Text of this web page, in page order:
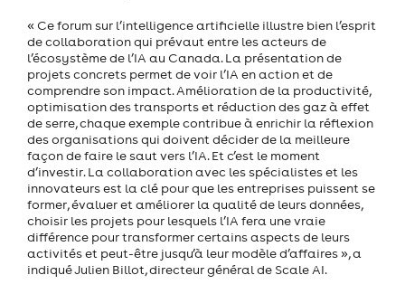
« Ce forum sur l’intelligence artificielle illustre bien l’esprit
de collaboration qui prévaut entre les acteurs de
l’écosystème de l’IA au Canada. La présentation de
projets concrets permet de voir l’IA en action et de
comprendre son impact. Amélioration de la productivité,
optimisation des transports et réduction des gaz à effet
de serre, chaque exemple contribue à enrichir la réflexion
des organisations qui doivent décider de la meilleure
façon de faire le saut vers l’IA. Et c’est le moment
d’investir. La collaboration avec les spécialistes et les
innovateurs est la clé pour que les entreprises puissent se
former, évaluer et améliorer la qualité de leurs données,
choisir les projets pour lesquels l’IA fera une vraie
différence pour transformer certains aspects de leurs
activités et peut-être jusqu’à leur modèle d’affaires », a
indiqué Julien Billot, directeur général de Scale AI.